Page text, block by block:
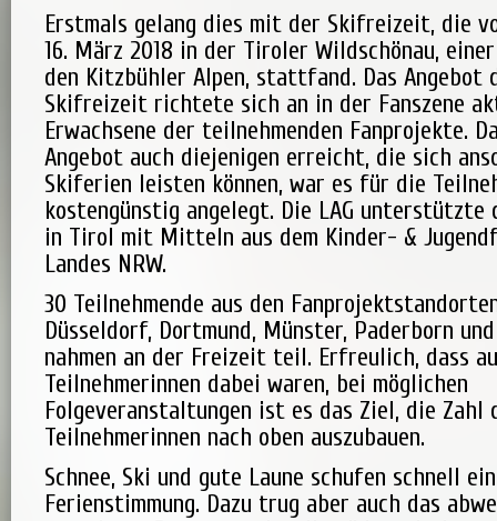
Erstmals gelang dies mit der Skifreizeit, die
16. März 2018 in der Tiroler Wildschönau,
den Kitzbühler Alpen, stattfand. Das Angebot
Skifreizeit richtete sich an in der Fanszene
Erwachsene der teilnehmenden Fanprojekte.
Angebot auch diejenigen erreicht, die sich
Skiferien leisten können, war es für die
kostengünstig angelegt. Die LAG
in Tirol mit Mitteln aus dem Kinder- &
Landes NRW.
30 Teilnehmende aus den
Düsseldorf, Dortmund, Münster, Paderborn
nahmen an der Freizeit teil. Erfreulich, dass
Teilnehmerinnen dabei waren, bei möglichen
Folgeveranstaltungen ist es das Ziel, die Zahl
Teilnehmerinnen nach oben auszubauen.
Schnee, Ski und gute Laune schufen schnell
Ferienstimmung. Dazu trug aber auch das